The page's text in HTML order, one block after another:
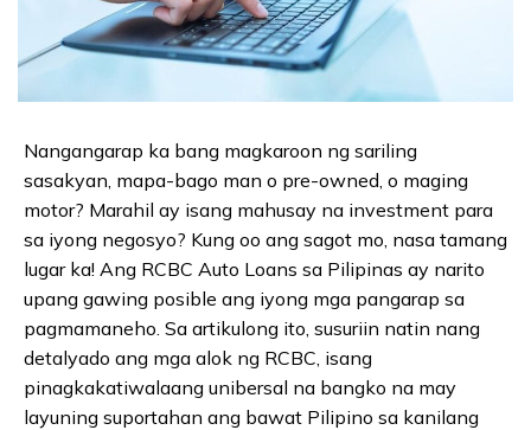
Nangangarap ka bang magkaroon ng sariling
sasakyan, mapa-bago man o pre-owned, o maging
motor? Marahil ay isang mahusay na investment para
sa iyong negosyo? Kung oo ang sagot mo, nasa tamang
lugar ka! Ang RCBC Auto Loans sa Pilipinas ay narito
upang gawing posible ang iyong mga pangarap sa
pagmamaneho. Sa artikulong ito, susuriin natin nang
detalyado ang mga alok ng RCBC, isang
pinagkakatiwalaang unibersal na bangko na may
layuning suportahan ang bawat Pilipino sa kanilang